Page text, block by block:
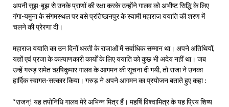
अपनी सूझ-बूझ से उनके प्राणों की रक्षा करके उन्होंने गालव को अभीष्ट सिद्धि के लिए
गंगा-यमुना के संगमस्थल पर बसे प्रतिष्ठानपुर के स्वामी महाराज ययाति की शरण में
चलने की प्रेरणा दी।
महाराज ययाति का उन दिनों धरती के राजाओं में सर्वाधिक सम्मान था। अपने अतिथियों,
यज्ञों एवं प्रजा के कल्याणकारी कार्यों के लिए ययाति को कुछ भी अदेय नहीं था। जब
उन्हें गरुड़ समेत ऋषिकुमार गालव के आगमन की सूचना दी गयी, तो राजा ने उनका
हार्दिक स्वागत-सत्कार किया। गरुड़ ने अपने आगमन का प्रयोजन बताते हुए कहा :
‘‘राजन्! यह तपोनिधि गालव मेरे अभिन्न मित्र हैं। महर्षि विश्वामित्र के यह प्रिय शिष्य